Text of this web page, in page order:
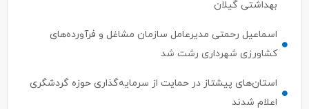
بهداشتی گیلان
اسماعیل رحمتی مدیرعامل سازمان مشاغل و فرآورده‌های
کشاورزی شهرداری رشت شد
استان‌های پیشتاز در حمایت از سرمایه‌گذاری حوزه گردشگری
اعلام شدند